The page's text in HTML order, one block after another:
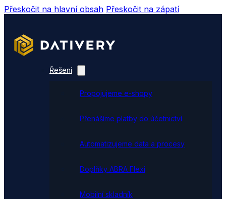
Přeskočit na hlavní obsah Přeskočit na zápatí
Řešení
Propojujeme e-shopy
Přenášíme platby do účetnictví
Automatizujeme data a procesy
Doplňky ABRA Flexi
Mobilní skladník